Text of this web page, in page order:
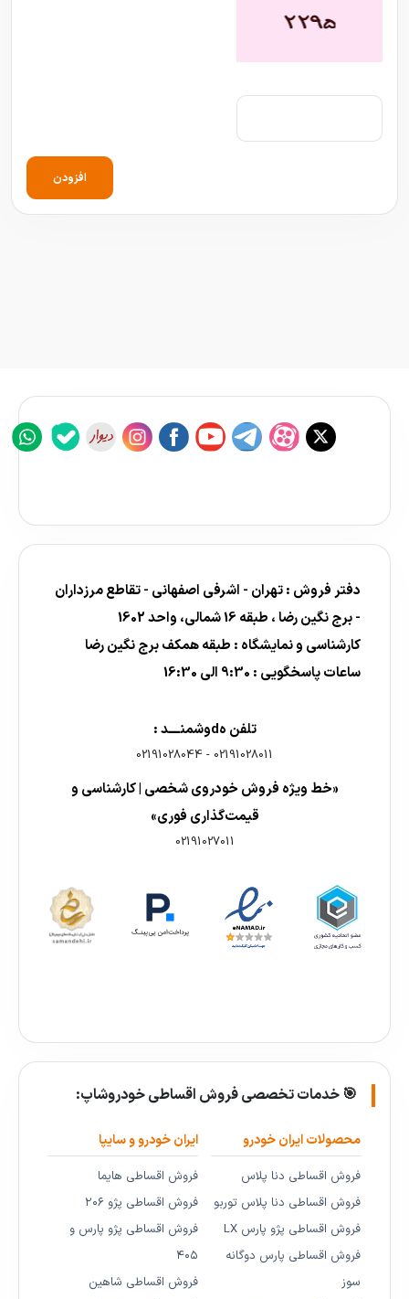
افزودن
دفتر فروش : تهران - اشرفی اصفهانی - تقاطع مرزداران
- برج نگین رضا ، طبقه 16 شمالی، واحد 1602
کارشناسی و نمایشگاه : طبقه همکف برج نگین رضا
ساعات پاسخگویی : 9:30 الی 16:30
تلفن هdوشمنــــد :
02191028011
-
02191028044
«خط ویژه فروش خودروی شخصی | کارشناسی و
قیمت‌گذاری فوری»
02191027011
🎯 خدمات تخصصی فروش اقساطی خودروشاپ:
محصولات ایران خودرو
فروش اقساطی دنا پلاس
فروش اقساطی دنا پلاس توربو
فروش اقساطی پژو پارس LX
فروش اقساطی پارس دوگانه
سوز
ایران خودرو و سایپا
فروش اقساطی هایما
فروش اقساطی پژو ۲۰۶
فروش اقساطی پژو پارس و
۴۰۵
فروش اقساطی شاهین